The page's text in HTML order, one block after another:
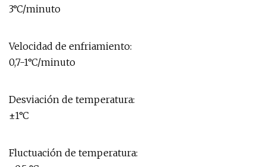
3°C/minuto
Velocidad de enfriamiento:
0,7-1°C/minuto
Desviación de temperatura:
±1°C
Fluctuación de temperatura: